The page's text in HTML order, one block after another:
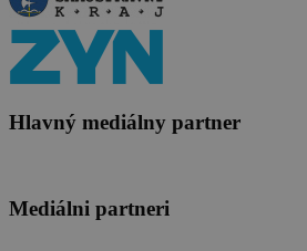
Hlavný mediálny partner
Mediálni partneri